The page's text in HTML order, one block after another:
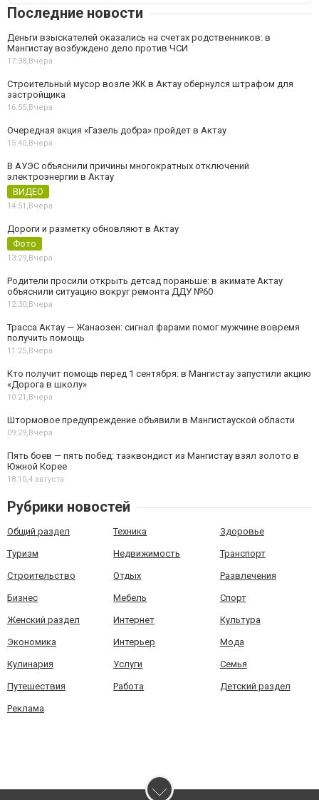
Последние новости
Деньги взыскателей оказались на счетах родственников: в
Мангистау возбуждено дело против ЧСИ
17:38,Вчера
Строительный мусор возле ЖК в Актау обернулся штрафом для
застройщика
16:55,Вчера
Очередная акция «Газель добра» пройдет в Актау
15:40,Вчера
В АУЭС объяснили причины многократных отключений
электроэнергии в Актау
ВИДЕО
14:51,Вчера
Дороги и разметку обновляют в Актау
Фото
13:29,Вчера
Родители просили открыть детсад пораньше: в акимате Актау
объяснили ситуацию вокруг ремонта ДДУ №60
12:30,Вчера
Трасса Актау — Жанаозен: сигнал фарами помог мужчине вовремя
получить помощь
11:25,Вчера
Кто получит помощь перед 1 сентября: в Мангистау запустили акцию
«Дорога в школу»
10:21,Вчера
Штормовое предупреждение объявили в Мангистауской области
09:29,Вчера
Пять боев — пять побед: таэквондист из Мангистау взял золото в
Южной Корее
18:10,4 августа
Рубрики новостей
Общий раздел Техника Здоровье
Туризм Недвижимость Транспорт
Строительство Отдых Развлечения
Бизнес Мебель Спорт
Женский раздел Интернет Культура
Экономика Интерьер Мода
Кулинария Услуги Семья
Путешествия Работа Детский раздел
Реклама